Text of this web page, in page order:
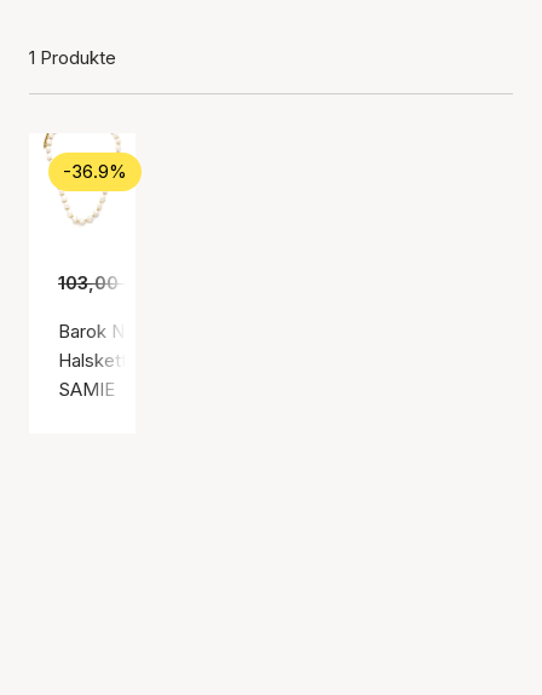
1 Produkte
-36.9%
103,00 €
Barok Necklace (SAMIE)
Halskette, Goldfarben / Vergoldeter Edelstahl
SAMIE